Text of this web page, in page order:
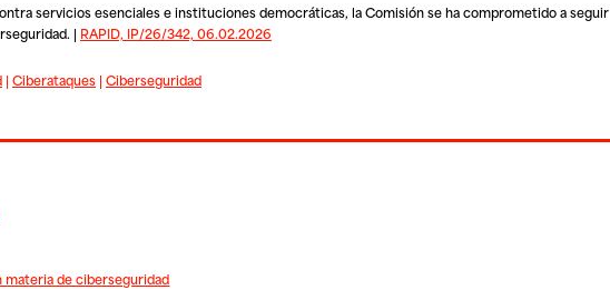
servicios esenciales e instituciones democráticas, la Comisión se ha comprometido a seguir
| RAPID, IP/26/342, 06.02.2026
| Ciberataques| Ciberseguridad
materia de ciberseguridad